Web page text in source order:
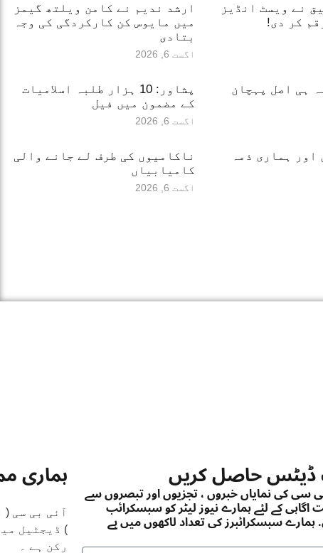
نے ویسٹ انڈیز
کر دی!
ارشد ندیم نے کامن ویلتھ گیمز
میں مایوس کن کارکردگی کی وجہ
بتادی
اگست 6, 2026
ہی اصل پہچان
پشاور: 10 ہزار طلبہ اسلامیات
کے مضمون میں فیل
اگست 6, 2026
اور ہماری ذمہ
ناکامیوں کی طرف لے جانے والی
کامیابیاں
اگست 6, 2026
حاصل کریں
سی کی نمایاں خبروں ، تجزیوں اور تبصروں سے
اگاہی کے لئے ہمارے نیوز لیٹر کو سبسکرائب
ہمارے سبسکرائبرز کی تعداد لاکھوں میں ہے
ہماری
آئی بی سی
رکن ہے ۔